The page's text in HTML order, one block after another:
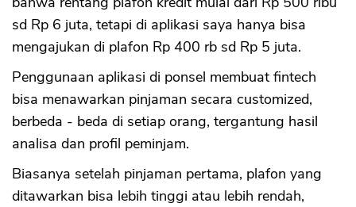
sd Rp 6 juta, tetapi di aplikasi saya hanya bisa
mengajukan di plafon Rp 400 rb sd Rp 5 juta.
Penggunaan aplikasi di ponsel membuat fintech
bisa menawarkan pinjaman secara customized,
berbeda - beda di setiap orang, tergantung hasil
analisa dan profil peminjam.
Biasanya setelah pinjaman pertama, plafon yang
ditawarkan bisa lebih tinggi atau lebih rendah,